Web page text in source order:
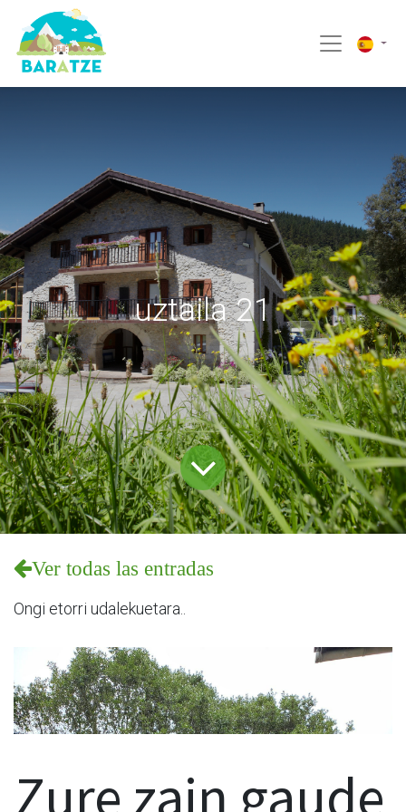
uztaila 21
Ver todas las entradas
Ongi etorri udalekuetara..
Zure zain gaude